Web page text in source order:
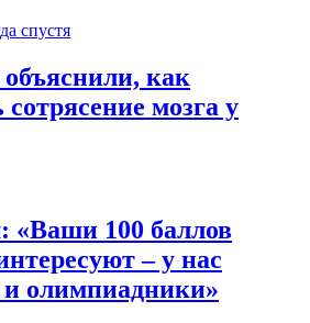
спустя
как
сотрясение мозга у
«Ваши 100 баллов
– у нас
олимпиадники»